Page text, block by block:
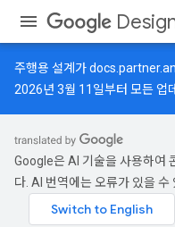
주행용 설계가
2026년 3월 11일부터 모든 업
Google은 AI 기술을 사용하여
다. AI 번역에는 오류가 있을 수